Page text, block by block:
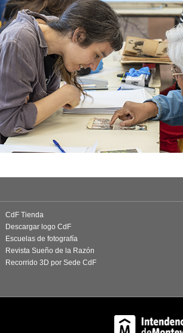
CdF Tienda
Descargar logo CdF
Escuelas de fotografía
Revista Sueño de la Razón
Recorrido 3D por Sede CdF